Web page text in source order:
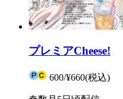
プレミアCheese!
600/¥660(税込)